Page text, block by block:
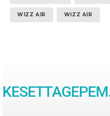
WIZZ AIR WIZZ AIR